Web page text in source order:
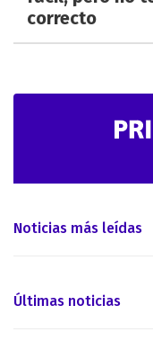
correcto
Noticias más leídas
Últimas noticias